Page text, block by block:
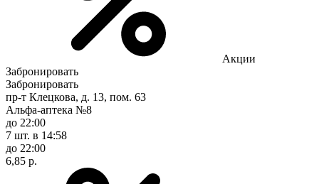
Акции
Забронировать
Забронировать
пр-т Клецкова, д. 13, пом. 63
Альфа-аптека №8
до 22:00
7 шт. в 14:58
до 22:00
6,85 р.